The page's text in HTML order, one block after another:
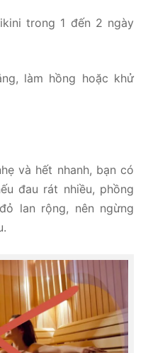
trong 1 đến 2 ngày
làm hồng hoặc khử
và hết nhanh, bạn có
đau rát nhiều, phồng
lan rộng, nên ngừng